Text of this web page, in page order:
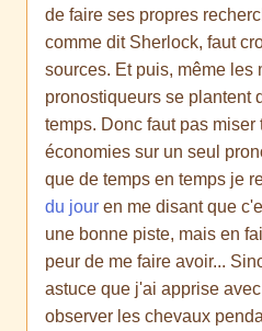
de faire ses propres
comme dit Sherlock, faut
sources. Et puis, même les
pronostiqueurs se plantent
temps. Donc faut pas miser
économies sur un seul
que de temps en temps je
du jour en me disant que
une bonne piste, mais en
peur de me faire avoir...
astuce que j'ai apprise
observer les chevaux